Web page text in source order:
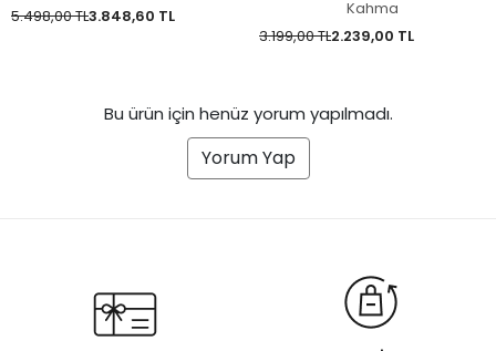
5.498,00 TL3.848,60 TL
Kahma
3.199,00 TL2.239,00 TL
Bu ürün için henüz yorum yapılmadı.
Yorum Yap